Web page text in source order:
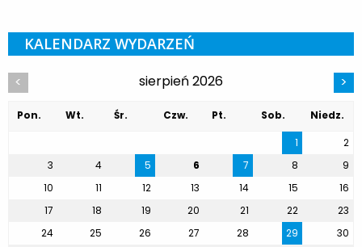
KALENDARZ WYDARZEŃ
< sierpień 2026 >
Pon. Wt. Śr. Czw. Pt. Sob.
Niedz.
1
2
3
4 5 6 7 8
9
10
11 12 13 14 15
16
17
18 19 20 21 22
23
24
25 26 27 28 29
30